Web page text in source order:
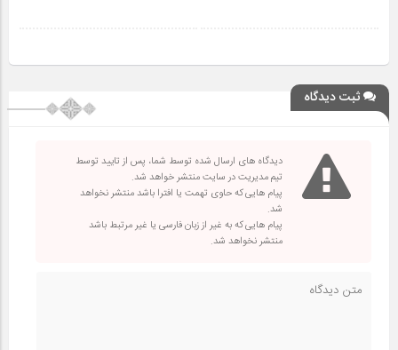
ثبت دیدگاه
دیدگاه های ارسال شده توسط شما، پس از تایید توسط
تیم مدیریت در سایت منتشر خواهد شد.
پیام هایی که حاوی تهمت یا افترا باشد منتشر نخواهد
شد.
پیام هایی که به غیر از زبان فارسی یا غیر مرتبط باشد
منتشر نخواهد شد.